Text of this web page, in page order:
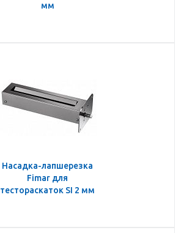
мм
Насадка-лапшерезка
Fimar для
тестораскаток SI 2 мм